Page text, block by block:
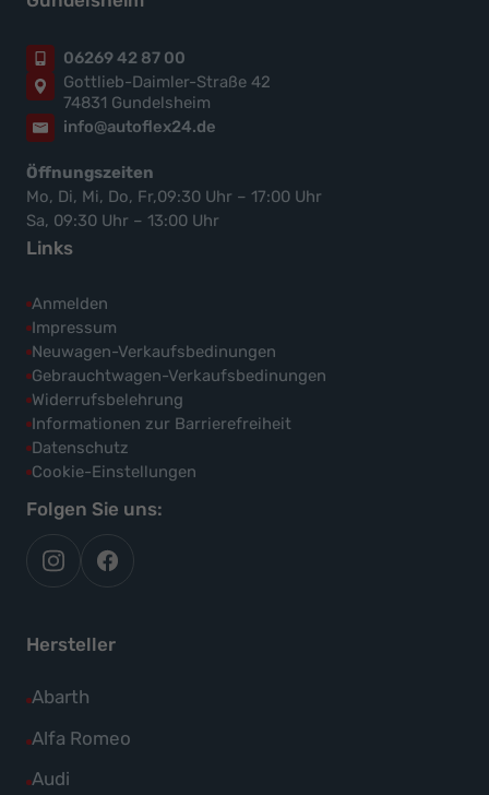
06269 42 87 00
Gottlieb-Daimler-Straße 42
74831 Gundelsheim
info@autoflex24.de
Öffnungszeiten
Mo, Di, Mi, Do, Fr,09:30 Uhr – 17:00 Uhr
Sa, 09:30 Uhr – 13:00 Uhr
Links
Anmelden
Impressum
Neuwagen-Verkaufsbedinungen
Gebrauchtwagen-Verkaufsbedinungen
Widerrufsbelehrung
Informationen zur Barrierefreiheit
Datenschutz
Cookie-Einstellungen
Folgen Sie uns:
autoflex
auf
autoflex24
auf
Hersteller
Abarth
Alle
Fahrzeuge
Alfa Romeo
Alle
Fahrzeuge
Audi
Alle